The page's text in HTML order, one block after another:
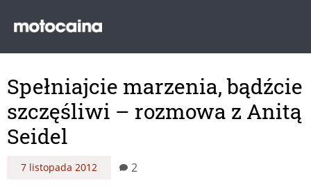
Spełniajcie marzenia, bądźcie
szczęśliwi – rozmowa z Anitą
Seidel
7 listopada 2012 2